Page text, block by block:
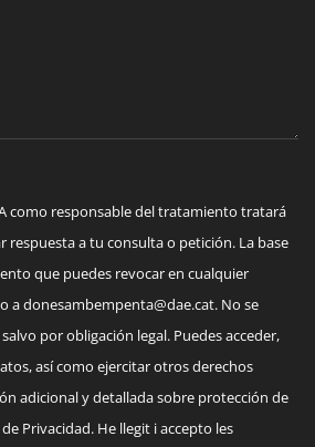
como responsable del tratamiento tratará
respuesta a tu consulta o petición. La base
que puedes revocar en cualquier
adonesambempenta@dae.cat. No se
por obligación legal. Puedes acceder,
así como ejercitar otros derechos
adicional y detallada sobre protección de
Privacidad. He llegit i accepto les